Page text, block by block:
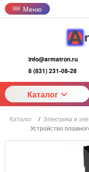
Меню
info@armatron.ru
8 (831) 231-08-28
Каталог
Каталог / Электрика и
Устройство